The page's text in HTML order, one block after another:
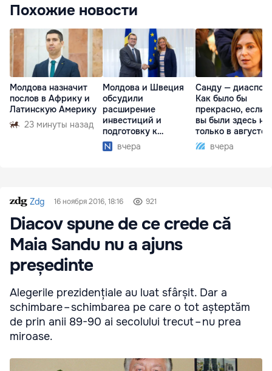
Похожие новости
Молдова назначит
послов в Африку и
Латинскую Америку
23 минуты назад
Молдова и Швеция
обсудили
расширение
инвестиций и
подготовку к
отопительному
сезону
вчера
Санду —
Как было бы
прекрасно, если
вы были здесь не
только в августе
вчера
Zdg 16 ноября 2016, 18:16 921
Diacov spune de ce crede că
Maia Sandu nu a ajuns
președinte
Ale­ge­ri­le pre­zi­den­ți­a­le au luat sfâr­șit. Dar a
schim­ba­re – schim­ba­rea pe care o tot aștep­tăm
de prin anii 89-90 ai seco­lu­lui tre­cut – nu prea
miroa­se.